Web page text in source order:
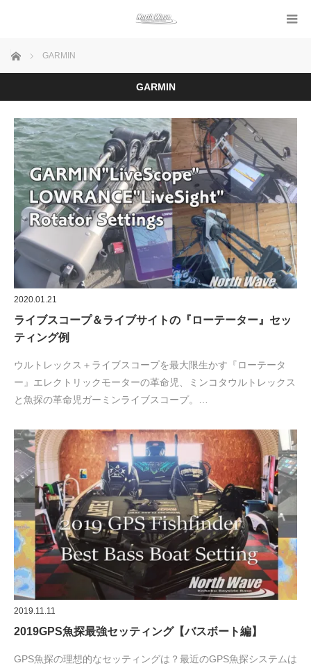
ホーム GARMIN
GARMIN
2020.01.21
ライブスコープ＆ライブサイトの『ローテーター』セッ
ティング例
ウルトレックス＋ライブスコープを最大限生かす『ローテータ
ー』エレクトリックモーターの革命児、ミンコタウルトレックス
と魚探の革命児ガーミンライブスコープ。…
2019.11.11
2019GPS魚探最強セッティング【バスボート編】
GPS魚探の理想的なセッティングは？最近のGPS魚探システムは